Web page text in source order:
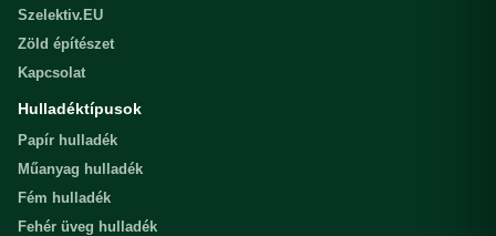
Szelektiv.EU
Zöld építészet
Kapcsolat
Hulladéktípusok
Papír hulladék
Műanyag hulladék
Fém hulladék
Fehér üveg hulladék